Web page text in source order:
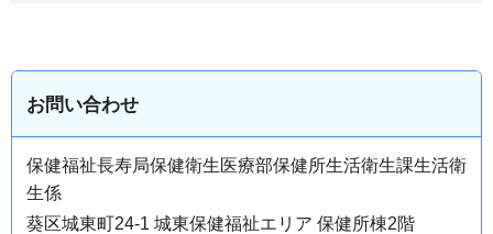
お問い合わせ
保健福祉長寿局保健衛生医療部保健所生活衛生課生活衛
生係
葵区城東町24-1 城東保健福祉エリア 保健所棟2階